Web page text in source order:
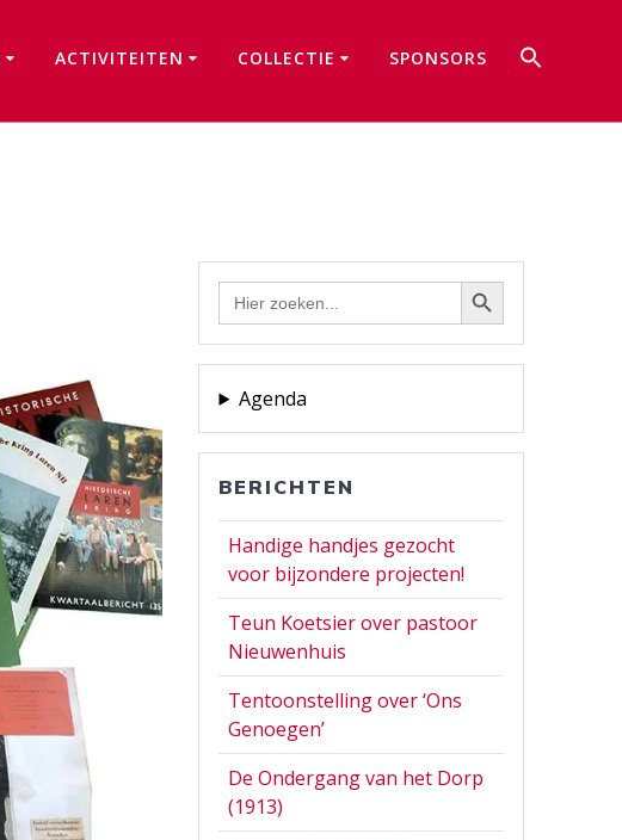
ACTIVITEITEN COLLECTIE SPONSORS
Zoek
naar:
Zoekknop
Agenda
BERICHTEN
Handige handjes gezocht
voor bijzondere projecten!
Teun Koetsier over pastoor
Nieuwenhuis
Tentoonstelling over ‘Ons
Genoegen’
De Ondergang van het Dorp
(1913)